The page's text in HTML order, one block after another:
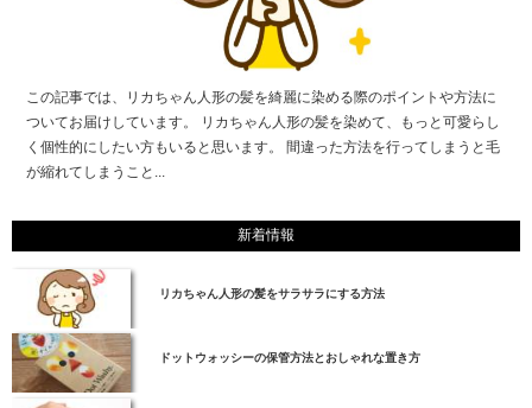
この記事では、リカちゃん人形の髪を綺麗に染める際のポイントや方法に
ついてお届けしています。 リカちゃん人形の髪を染めて、もっと可愛らし
く個性的にしたい方もいると思います。 間違った方法を行ってしまうと毛
が縮れてしまうこと...
新着情報
リカちゃん人形の髪をサラサラにする方法
ドットウォッシーの保管方法とおしゃれな置き方